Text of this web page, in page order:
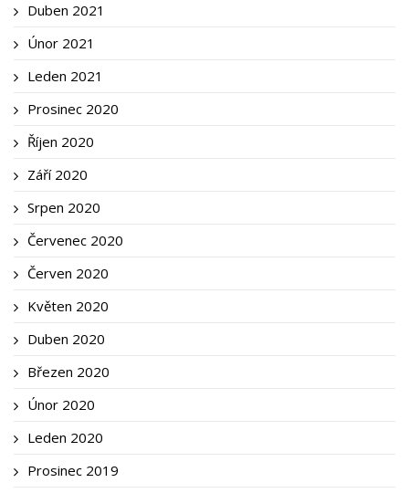
Duben 2021
Únor 2021
Leden 2021
Prosinec 2020
Říjen 2020
Září 2020
Srpen 2020
Červenec 2020
Červen 2020
Květen 2020
Duben 2020
Březen 2020
Únor 2020
Leden 2020
Prosinec 2019